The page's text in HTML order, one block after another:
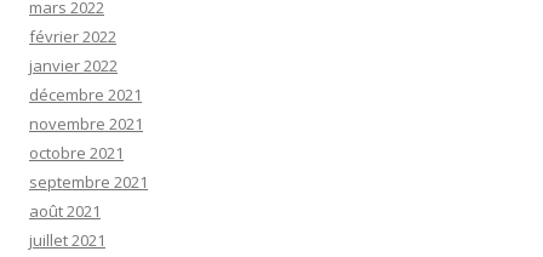
mars 2022
février 2022
janvier 2022
décembre 2021
novembre 2021
octobre 2021
septembre 2021
août 2021
juillet 2021